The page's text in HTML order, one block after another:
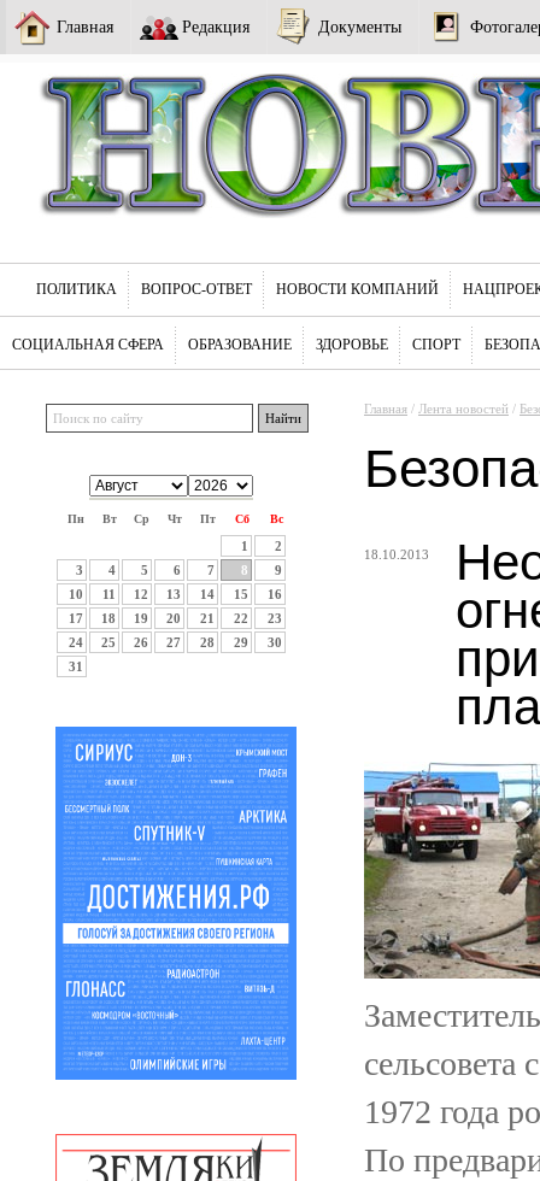
Главная Редакция Документы
ПОЛИТИКА ВОПРОС-ОТВЕТ НОВОСТИ КОМПАНИЙ
СОЦИАЛЬНАЯ СФЕРА ОБРАЗОВАНИЕ ЗДОРОВЬЕ СПОРТ
Пн Вт Ср Чт Пт Сб Вс
1
2
3
4 5 6 7 8
9
10
11 12 13 14 15
16
17
18 19 20 21 22
23
24
25 26 27 28 29
30
31
Главная / Лента новостей /
18.10.2013
1972 года
По